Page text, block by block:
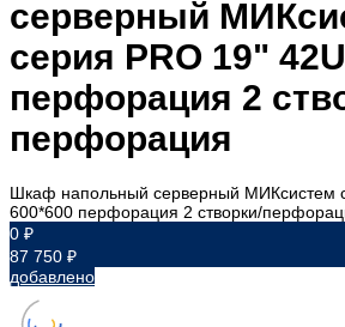
серверный
серия PRO 19"
перфорация 2
перфорация
Шкаф напольный серверный МИКсистем
600*600 перфорация 2 створки/
0 ₽
87 750 ₽
добавлено